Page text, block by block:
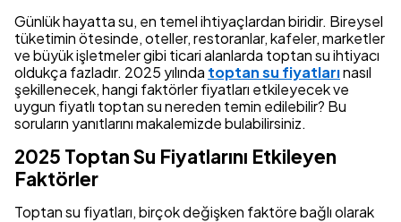
Günlük hayatta su, en temel ihtiyaçlardan biridir. Bireysel
tüketimin ötesinde, oteller, restoranlar, kafeler, marketler
ve büyük işletmeler gibi ticari alanlarda toptan su ihtiyacı
oldukça fazladır. 2025 yılında toptan su fiyatlarınasıl
şekillenecek, hangi faktörler fiyatları etkileyecek ve
uygun fiyatlı toptan su nereden temin edilebilir? Bu
soruların yanıtlarını makalemizde bulabilirsiniz.
2025 Toptan Su Fiyatlarını Etkileyen
Faktörler
Toptan su fiyatları, birçok değişken faktöre bağlı olarak